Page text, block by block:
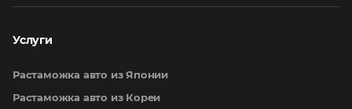
Услуги
Растаможка авто из Японии
Растаможка авто из Кореи